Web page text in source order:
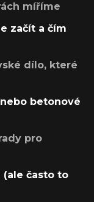
míříme
začít a čím
dílo, které
betonové
pro
(ale často to